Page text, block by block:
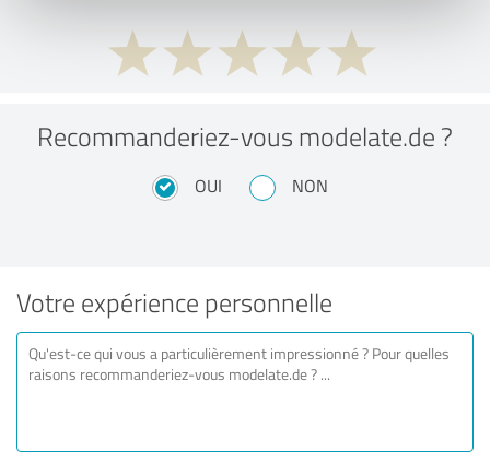
Recommanderiez-vous modelate.de ?
OUI NON
Votre expérience personnelle